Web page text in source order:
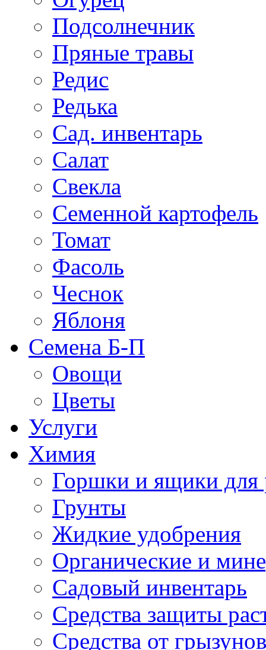
Подсолнечник
Пряные травы
Редис
Редька
Сад. инвентарь
Салат
Свекла
Семенной картофель
Томат
Фасоль
Чеснок
Яблоня
Семена Б-П
Овощи
Цветы
Услуги
Химия
Горшки и ящики для
Грунты
Жидкие удобрения
Органические и
Садовый инвентарь
Средства защиты
Средства от грызунов